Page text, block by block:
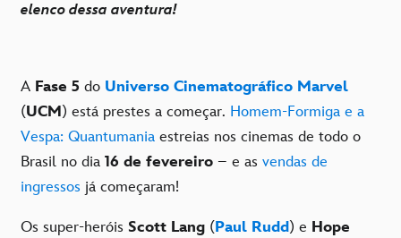
elenco dessa aventura!
A Fase 5 do Universo Cinematográfico Marvel
(UCM) está prestes a começar. Homem-Formiga e a
Vespa: Quantumania estreias nos cinemas de todo o
Brasil no dia 16 de fevereiro – e as vendas de
ingressos já começaram!
Os super-heróis Scott Lang (Paul Rudd) e Hope